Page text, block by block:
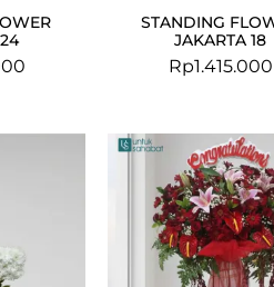
STANDING
JAKARTA 18
Rp1.415.000